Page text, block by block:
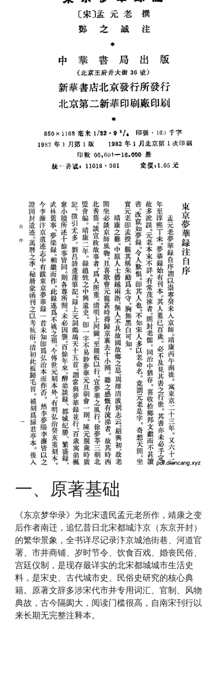
一、原著基础
《东京梦华录》为北宋遗民孟元老所作，靖康之变
后作者南迁，追忆昔日北宋都城汴京（东京开封）
的繁华景象，全书详尽记录汴京城池街巷、河道官
署、市井商铺、岁时节令、饮食百戏、婚丧民俗、
宫廷仪制，是现存最详实的北宋都城城市生活史
料，是宋史、古代城市史、民俗史研究的核心典
籍。原著文辞多涉宋代市井专用词汇、官制、风物
典故，古今隔阂大，阅读门槛很高，自南宋刊行以
来长期无完整注释本。